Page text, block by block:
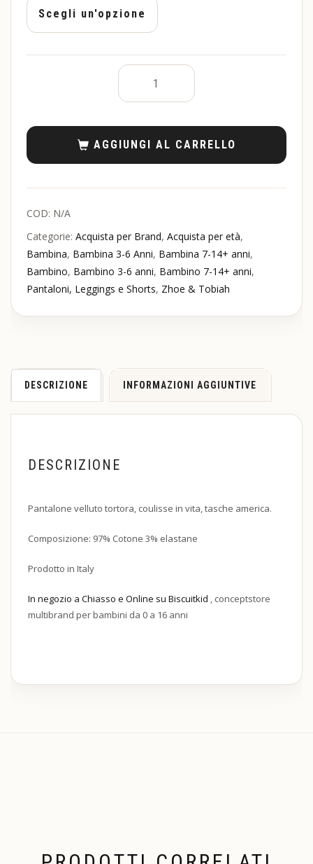
AGGIUNGI AL CARRELLO
COD: N/A
Categorie: Acquista per Brand, Acquista per età,
Bambina, Bambina 3-6 Anni, Bambina 7-14+ anni,
Bambino, Bambino 3-6 anni, Bambino 7-14+ anni,
Pantaloni, Leggings e Shorts, Zhoe & Tobiah
DESCRIZIONE INFORMAZIONI AGGIUNTIVE
DESCRIZIONE
Pantalone velluto tortora, coulisse in vita, tasche america.
Composizione: 97% Cotone 3% elastane
Prodotto in Italy
In negozio a Chiasso e Online su Biscuitkid , conceptstore
multibrand per bambini da 0 a 16 anni